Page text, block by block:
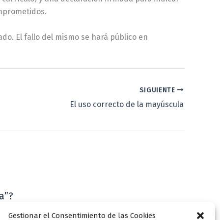
Gestionar el Consentimiento de las Cookies
El fallo del mismo se hará público en
SIGUIENTE
El uso correcto de la mayúscula
VLLensutinta